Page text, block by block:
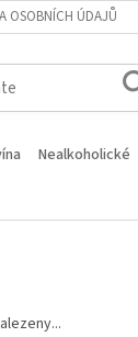
OSOBNÍCH ÚDAJŮ
Nealkoholické